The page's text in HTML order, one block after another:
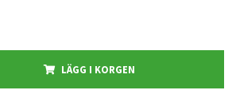
LÄGG I KORGEN